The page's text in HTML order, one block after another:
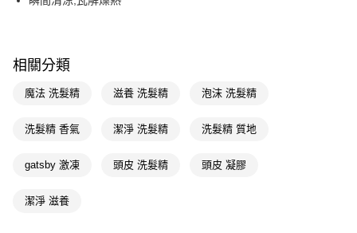
【關於「AFTEE先享後付」】
便利好安心！
３．安心：先確認商品／服務後，再付款。
【「AFTEE先享後付」結帳流程】
２．訂單成立數日內，您將收到繳費通知簡訊。
即享券
全家取貨付款
每筆NT$65，滿NT$390(含以上)免運費
相關分類
魔法 洗髮精 滋養 洗髮精 泡沫 洗髮精
洗髮精 香氣 潔淨 洗髮精 洗髮精 質地
gatsby 激凍 頭皮 洗髮精 頭皮 凝膠
潔淨 滋養